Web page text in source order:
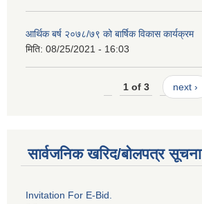
आर्थिक बर्ष २०७८/७९ को बार्षिक विकास कार्यक्रम
मिति: 08/25/2021 - 16:03
1 of 3 next ›
सार्वजनिक खरिद/बोलपत्र सूचना
Invitation For E-Bid.